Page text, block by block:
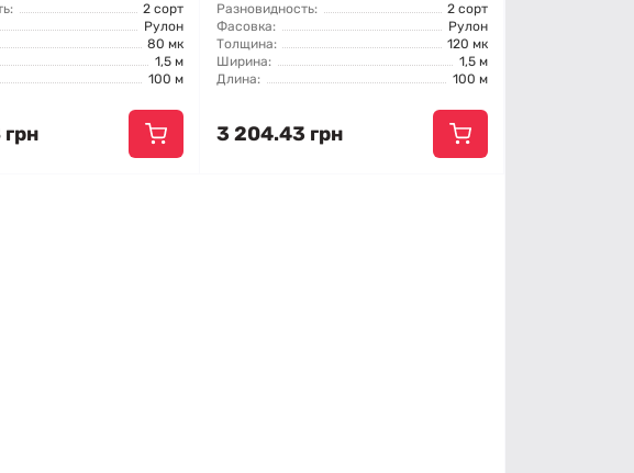
2 сорт
Рулон
80 мк
1,5 м
100 м
Разновидность:
2 сорт
Фасовка:
Рулон
Толщина:
120 мк
Ширина:
1,5 м
Длина:
100 м
3 204.43 грн